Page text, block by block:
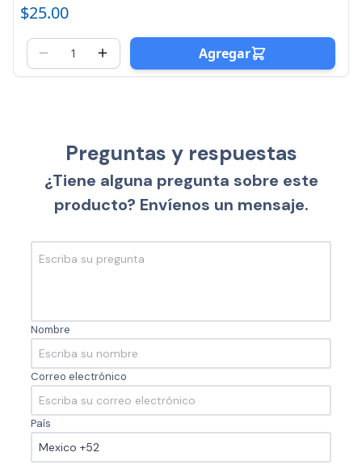
$25.00
Agregar
Preguntas y respuestas
¿Tiene alguna pregunta sobre este
producto? Envíenos un mensaje.
Nombre
Correo electrónico
País